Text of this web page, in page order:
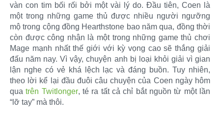
vàn con tim bối rối bởi một vài lý do. Đầu tiên, Coen là
một trong những game thủ được nhiều người ngưỡng
mộ trong cộng đồng Hearthstone bao năm qua, đồng thời
còn được công nhận là một trong những game thủ chơi
Mage mạnh nhất thế giới với kỳ vọng cao sẽ thắng giải
đấu năm nay. Vì vậy, chuyện anh bị loại khỏi giải vì gian
lận nghe có vẻ khá lệch lạc và đáng buồn. Tuy nhiên,
theo lời kể lại đầu đuôi câu chuyện của Coen ngày hôm
quatrên Twitlonger, té ra tất cả chỉ bắt nguồn từ một lần
“lỡ tay” mà thôi.